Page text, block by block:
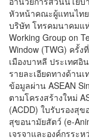
หัวหน้าคณะผู้แทนไทย
บริษัท โทรคมนาคมแ
Working Group on
Window (TWG) ครั้
เมืองบาหลี ประเทศ
รายละเอียดทางด้าน
ข้อมูลผ่าน ASEAN
ตามโครงสร้างใหม่
(ACDD) ใบรับรองสุ
สุขอนามัยสัตว์ (e-
เจรจาและองค์กรระ